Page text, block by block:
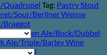
Sour/Berliner Weisse
Braggot
Ale/Brown Ale/Bock/Dubbel
Ale/Triple/Barley Wine
Quadrupel Tag: Pastry Stout